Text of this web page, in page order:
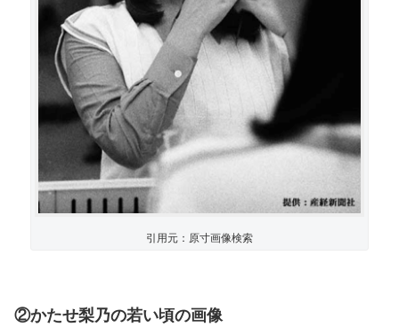
引用元：原寸画像検索
②かたせ梨乃の若い頃の画像